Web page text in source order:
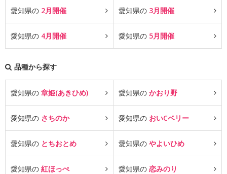
愛知県の 2月開催 愛知県の 3月開催
愛知県の 4月開催 愛知県の 5月開催
品種から探す
愛知県の 章姫(あきひめ) 愛知県の かおり野
愛知県の さちのか 愛知県の おいCベリー
愛知県の とちおとめ 愛知県の やよいひめ
愛知県の 紅ほっぺ 愛知県の 恋みのり